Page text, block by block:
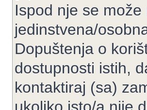
Ispod nje se
jedinstvena/
Dopuštenja o
dostupnosti istih,
kontaktiraj (sa)